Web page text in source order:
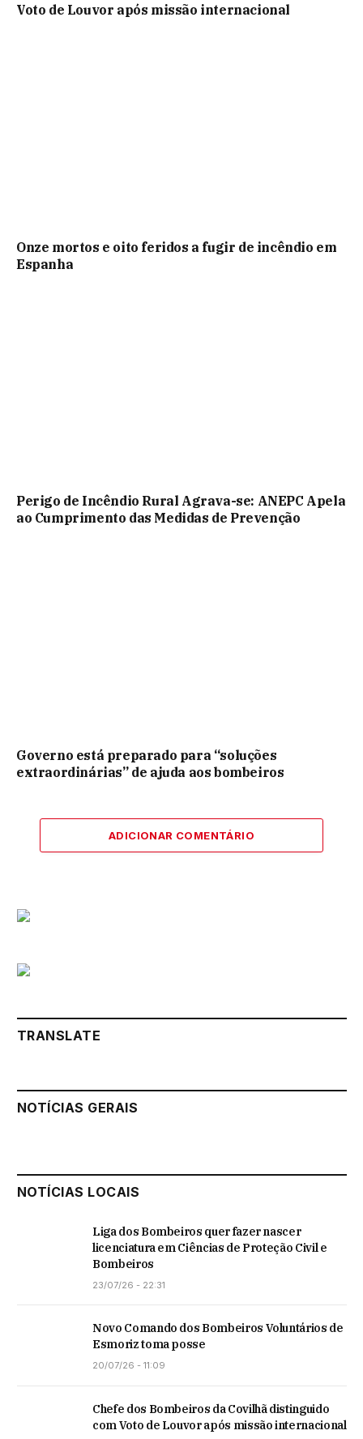
Voto de Louvor após missão internacional
Onze mortos e oito feridos a fugir de incêndio em
Espanha
Perigo de Incêndio Rural Agrava-se: ANEPC Apela
ao Cumprimento das Medidas de Prevenção
Governo está preparado para “soluções
extraordinárias” de ajuda aos bombeiros
ADICIONAR COMENTÁRIO
TRANSLATE
NOTÍCIAS GERAIS
NOTÍCIAS LOCAIS
Liga dos Bombeiros quer fazer nascer
licenciatura em Ciências de Proteção Civil e
Bombeiros
23/07/26 - 22:31
Novo Comando dos Bombeiros Voluntários de
Esmoriz toma posse
20/07/26 - 11:09
Chefe dos Bombeiros da Covilhã distinguido
com Voto de Louvor após missão internacional